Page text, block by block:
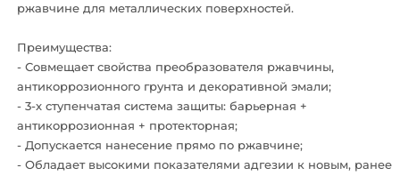
ржавчине для металлических поверхностей.
Преимущества:
- Совмещает свойства преобразователя ржавчины,
антикоррозионного грунта и декоративной эмали;
- 3-х ступенчатая система защиты: барьерная +
антикоррозионная + протекторная;
- Допускается нанесение прямо по ржавчине;
- Обладает высокими показателями адгезии к новым, ранее